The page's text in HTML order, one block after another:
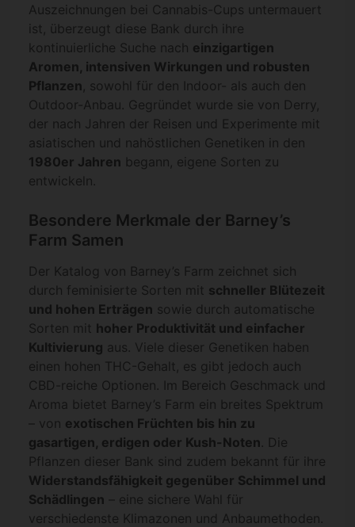
Auszeichnungen bei Cannabis-Cups untermauert
ist, überzeugt diese Bank durch ihre
kontinuierliche Suche nach einzigartigen
Aromen, intensiven Wirkungen und robusten
Pflanzen , sowohl für den Indoor- als auch den
Outdoor-Anbau. Gegründet wurde sie von Derry,
der nach Jahren der Reisen und Experimente mit
asiatischen und nahöstlichen Genetiken in den
1980er Jahren begann, eigene Sorten zu
entwickeln.
Besondere Merkmale der Barney’s
Farm Samen
Der Katalog von Barney’s Farm zeichnet sich
durch feminisierte Sorten mit schneller Blütezeit
und hohen Erträgen sowie durch automatische
Sorten mit hoher Produktivität und einfacher
Kultivierung aus. Viele dieser Genetiken haben
einen hohen THC-Gehalt, es gibt jedoch auch
CBD-reiche Optionen. Im Bereich Geschmack und
Aroma bietet Barney’s Farm ein breites Spektrum
– von exotischen Früchten bis hin zu
gasartigen, erdigen oder Kush-Noten . Die
Pflanzen dieser Bank sind zudem bekannt für ihre
Widerstandsfähigkeit gegenüber Schimmel und
Schädlingen – eine sichere Wahl für
verschiedenste Klimazonen und Anbaumethoden.